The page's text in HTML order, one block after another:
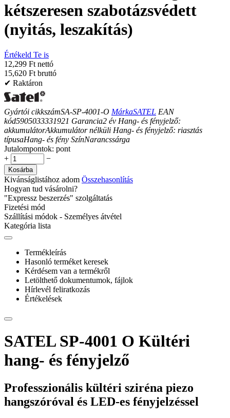
kétszeresen szabotázsvédett
(nyitás, leszakítás)
Értékeld Te is
12,299 Ft nettó
15,620 Ft bruttó
✔ Raktáron
Gyártói cikkszámSA-SP-4001-O MárkaSATEL EAN
kód5905033331921 Garancia2 év Hang- és fényjelző:
akkumulátorAkkumulátor nélküli Hang- és fényjelző: riasztás
típusaHang- és fény SzínNarancssárga
Jutalompontok: pont
+
−
Kosárba
Kivánságlistához adom Összehasonlítás
Hogyan tud vásárolni?
"Expressz beszerzés" szolgáltatás
Fizetési mód
Szállítási módok - Személyes átvétel
Kategória lista
Termékleírás
Hasonló terméket keresek
Kérdésem van a termékről
Letölthető dokumentumok, fájlok
Hírlevél feliratkozás
Értékelések
SATEL SP-4001 O Kültéri
hang- és fényjelző
Professzionális kültéri sziréna piezo
hangszóróval és LED-es fényjelzéssel